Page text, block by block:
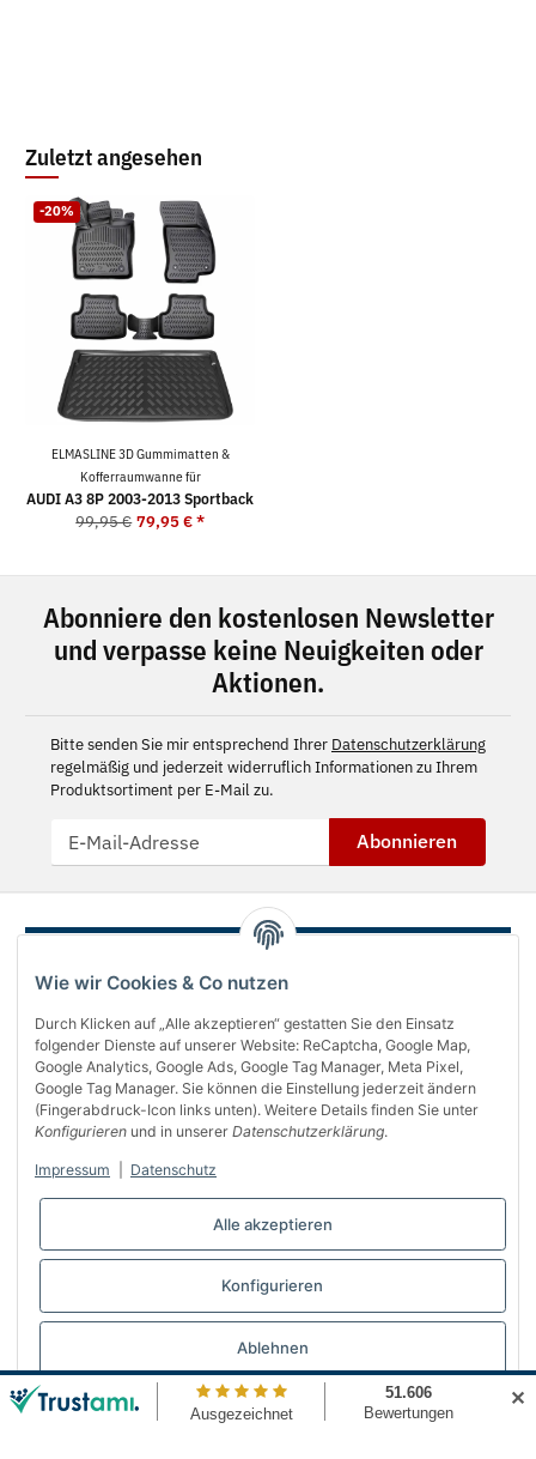
Wie wir Cookies & Co nutzen
Durch Klicken auf „Alle akzeptieren“ gestatten Sie den Einsatz
folgender Dienste auf unserer Website: ReCaptcha, Google Map,
Google Analytics, Google Ads, Google Tag Manager, Meta Pixel,
Google Tag Manager. Sie können die Einstellung jederzeit ändern
(Fingerabdruck-Icon links unten). Weitere Details finden Sie unter
Konfigurieren und in unserer Datenschutzerklärung.
Impressum Datenschutz
Alle akzeptieren
Konfigurieren
Ablehnen
Zuletzt angesehen
-20%
ELMASLINE 3D Gummimatten &
Kofferraumwanne für
AUDI A3 8P 2003-2013 Sportback
99,95 € 79,95 €*
Abonniere den kostenlosen Newsletter
und verpasse keine Neuigkeiten oder
Aktionen.
Bitte senden Sie mir entsprechend Ihrer Datenschutzerklärung
regelmäßig und jederzeit widerruflich Informationen zu Ihrem
Produktsortiment per E-Mail zu.
Abonnieren
Über uns
Informationen
Bequem bezahlen
✕